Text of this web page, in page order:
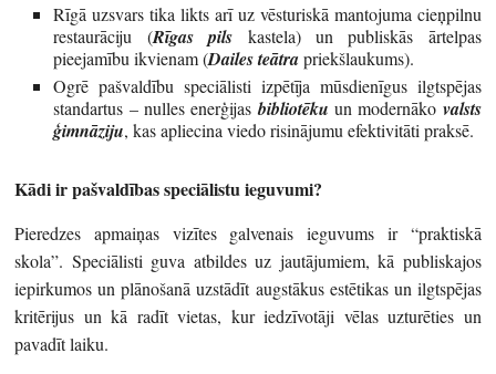
Rīgā uzsvars tika likts arī uz vēsturiskā mantojuma cieņpilnu
restaurāciju (Rīgas pils kastela) un publiskās ārtelpas
pieejamību ikvienam (Dailes teātrapriekšlaukums).
Ogrē pašvaldību speciālisti izpētīja mūsdienīgus ilgtspējas
standartus – nulles enerģijasbibliotēku un modernāko valsts
ģimnāziju, kas apliecina viedo risinājumu efektivitāti praksē.
Kādi ir pašvaldības speciālistu ieguvumi?
Pieredzes apmaiņas vizītes galvenais ieguvums ir “praktiskā
skola”. Speciālisti guva atbildes uz jautājumiem, kā publiskajos
iepirkumos un plānošanā uzstādīt augstākus estētikas un ilgtspējas
kritērijus un kā radīt vietas, kur iedzīvotāji vēlas uzturēties un
pavadīt laiku.